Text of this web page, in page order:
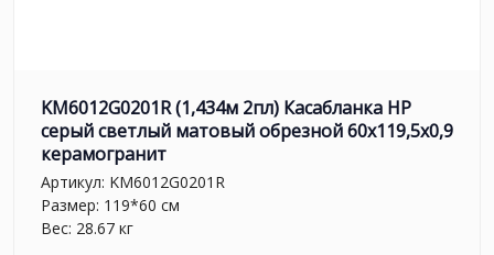
KM6012G0201R (1,434м 2пл) Касабланка HP
серый светлый матовый обрезной 60x119,5x0,9
керамогранит
Артикул: KM6012G0201R
Размер: 119*60 см
Вес: 28.67 кг